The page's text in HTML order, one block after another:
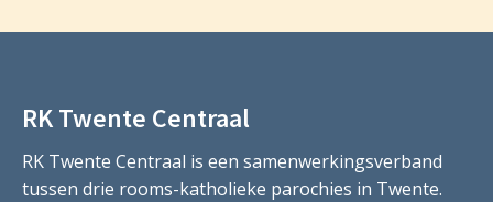
RK Twente Centraal
RK Twente Centraal is een samenwerkingsverband
tussen drie rooms-katholieke parochies in Twente.